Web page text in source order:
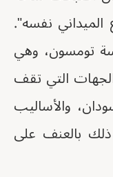
نفسه".
تومسون، وهي
التي تقف
والأساليب
ذلك بالعنف على